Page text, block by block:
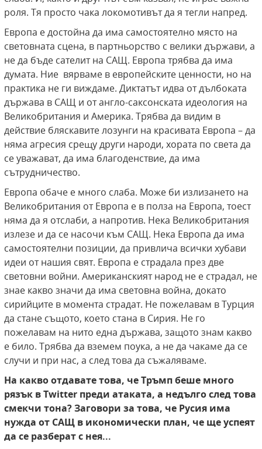
роля. Тя просто чака локомотивът да я тегли напред.
Европа е достойна да има самостоятелно място на
световната сцена, в партньорство с велики държави, а
не да бъде сателит на САЩ. Европа трябва да има
думата. Ние вярваме в европейските ценности, но на
практика не ги виждаме. Диктатът идва от дълбоката
държава в САЩ и от англо-саксонската идеология на
Великобритания и Америка. Трябва да видим в
действие бляскавите лозунги на красивата Европа – да
няма агресия срещу други народи, хората по света да
се уважават, да има благоденствие, да има
сътрудничество.
Европа обаче е много слаба. Може би излизането на
Великобритания от Европа е в полза на Европа, тоест
няма да я отслаби, а напротив. Нека Великобритания
излезе и да се насочи към САЩ. Нека Европа да има
самостоятелни позиции, да привлича всички хубави
идеи от нашия свят. Европа е страдала през две
световни войни. Американският народ не е страдал, не
знае какво значи да има световна война, докато
сирийците в момента страдат. Не пожелавам в Турция
да стане същото, което стана в Сирия. Не го
пожелавам на нито една държава, защото знам какво
е било. Трябва да вземем поука, а не да чакаме да се
случи и при нас, а след това да съжаляваме.
На какво отдавате това, че Тръмп беше много
рязък в Twitter преди атаката, а недълго след това
смекчи тона? Заговори за това, че Русия има
нужда от САЩ в икономически план, че ще успеят
да се разберат с нея...